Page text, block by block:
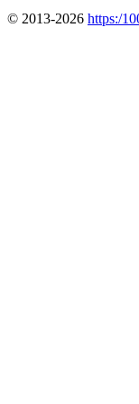
© 2013-2026 https:/